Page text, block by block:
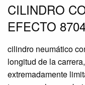
CILINDRO
EFECTO
cilindro neumático
longitud de la
extremadamente